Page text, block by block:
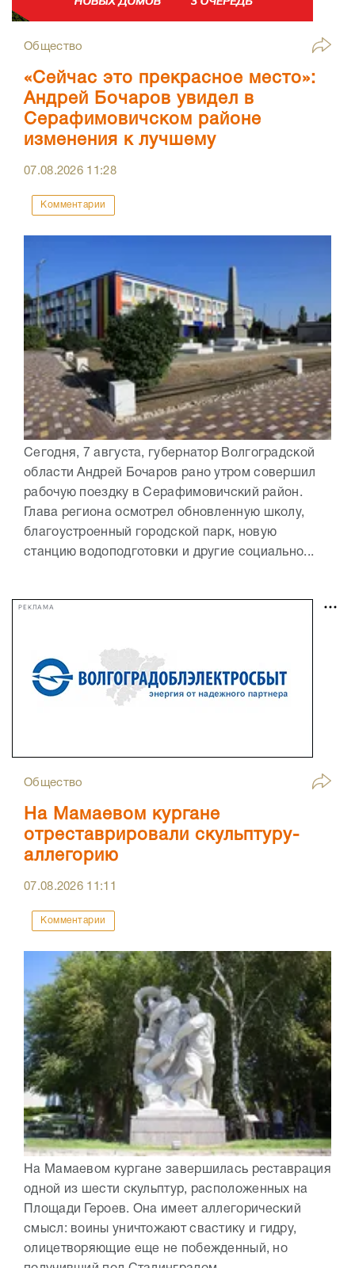
Общество
«Сейчас это прекрасное место»:
Андрей Бочаров увидел в
Серафимовичском районе
изменения к лучшему
07.08.2026 11:28
Комментарии
Сегодня, 7 августа, губернатор Волгоградской
области Андрей Бочаров рано утром совершил
рабочую поездку в Серафимовичский район.
Глава региона осмотрел обновленную школу,
благоустроенный городской парк, новую
станцию водоподготовки и другие социально...
РЕКЛАМА
Общество
На Мамаевом кургане
отреставрировали скульптуру-
аллегорию
07.08.2026 11:11
Комментарии
На Мамаевом кургане завершилась реставрация
одной из шести скульптур, расположенных на
Площади Героев. Она имеет аллегорический
смысл: воины уничтожают свастику и гидру,
олицетворяющие еще не побежденный, но